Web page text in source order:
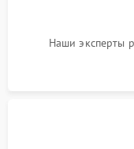
Наши эксперты